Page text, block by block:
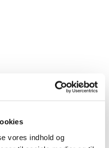
vores indhold og